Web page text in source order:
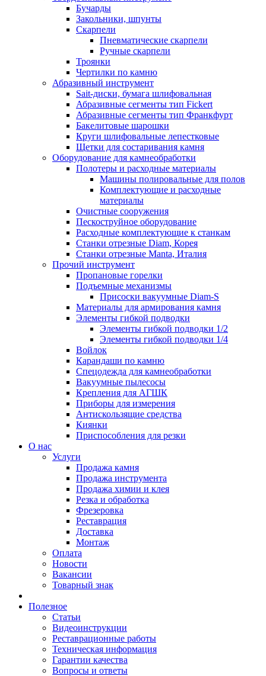
Бучарды
Закольники, шпунты
Скарпели
Пневматические скарпели
Ручные скарпели
Троянки
Чертилки по камню
Абразивный инструмент
Sait-диски, бумага шлифовальная
Абразивные сегменты тип Fickert
Абразивные сегменты тип Франкфурт
Бакелитовые шарошки
Круги шлифовальные лепестковые
Щетки для состаривания камня
Оборудование для камнеобработки
Полотеры и расходные материалы
Машины полировальные для полов
Комплектующие и расходные
материалы
Очистные сооружения
Пескоструйное оборудование
Расходные комплектующие к станкам
Станки отрезные Diam, Корея
Станки отрезные Manta, Италия
Прочий инструмент
Пропановые горелки
Подъeмные механизмы
Присоски вакуумные Diam-S
Материалы для армирования камня
Элементы гибкой подводки
Элементы гибкой подводки 1/2
Элементы гибкой подводки 1/4
Войлок
Карандаши по камню
Спецодежда для камнеобработки
Вакуумные пылесосы
Крепления для АГШК
Приборы для измерения
Антискользящие средства
Киянки
Приспособления для резки
О нас
Услуги
Продажа камня
Продажа инструмента
Продажа химии и клея
Резка и обработка
Фрезеровка
Реставрация
Доставка
Монтаж
Оплата
Новости
Вакансии
Товарный знак
Полезное
Статьи
Видеоинструкции
Реставрационные работы
Техническая информация
Гарантии качества
Вопросы и ответы